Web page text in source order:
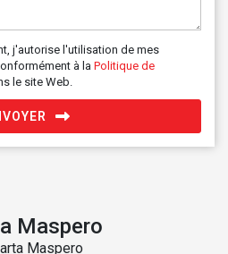
j'autorise l'utilisation de mes
à la Politique de
le site Web.
Maspero